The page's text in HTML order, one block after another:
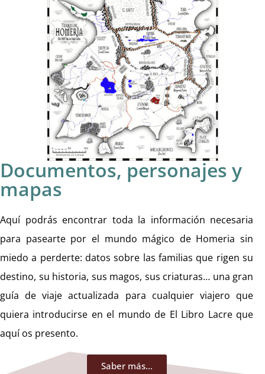
Documentos, personajes y
mapas
Aquí podrás encontrar toda la información necesaria
para pasearte por el mundo mágico de Homeria sin
miedo a perderte: datos sobre las familias que rigen su
destino, su historia, sus magos, sus criaturas… una gran
guía de viaje actualizada para cualquier viajero que
quiera introducirse en el mundo de El Libro Lacre que
aquí os presento.
Saber más...